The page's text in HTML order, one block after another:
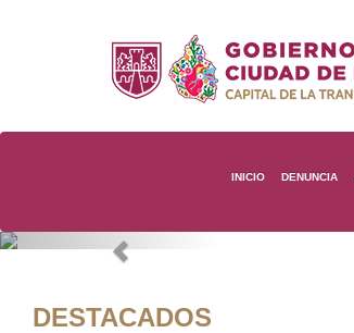
INICIO DENUNCIA
Previous
DESTACADOS